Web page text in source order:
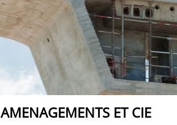
AMENAGEMENTS ET CIE